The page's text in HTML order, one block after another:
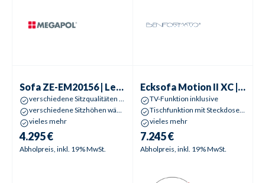
Sofa ZE-EM20156 | Leopold
verschiedene Sitzqualitäten wählbar
verschiedene Sitzhöhen wählbar
vieles mehr
4.295 €
Abholpreis, inkl. 19% MwSt.
Ecksofa Motion II XC | Modena II XC
TV-Funktion inklusive
Tischfunktion mit Steckdosensystem
vieles mehr
7.245 €
Abholpreis, inkl. 19% MwSt.